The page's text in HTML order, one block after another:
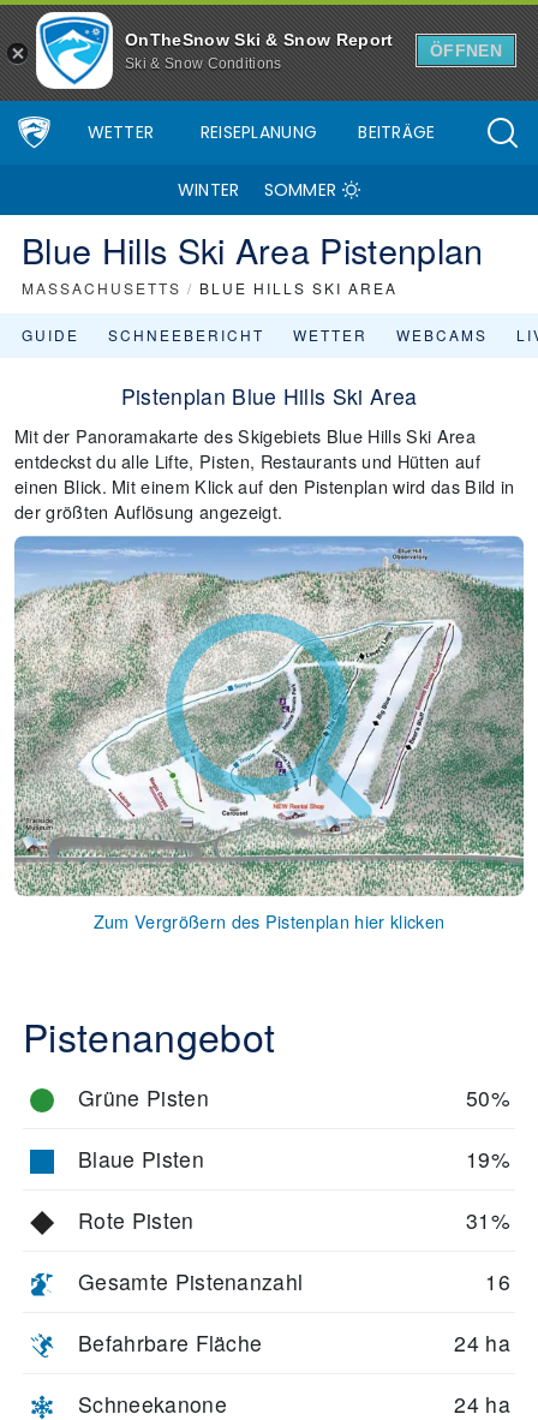
OnTheSnow Ski & Snow Report
Ski & Snow Conditions
ÖFFNEN
WETTER REISEPLANUNG BEITRÄGE
WINTER SOMMER
Blue Hills Ski Area Pistenplan
MASSACHUSETTS / BLUE HILLS SKI AREA
GUIDE SCHNEEBERICHT WETTER WEBCAMS
Pistenplan Blue Hills Ski Area
Mit der Panoramakarte des Skigebiets Blue Hills Ski Area
entdeckst du alle Lifte, Pisten, Restaurants und Hütten auf
einen Blick. Mit einem Klick auf den Pistenplan wird das Bild in
der größten Auflösung angezeigt.
Zum Vergrößern des Pistenplan hier klicken
Pistenangebot
Grüne Pisten 50%
Blaue Pisten 19%
Rote Pisten 31%
Gesamte Pistenanzahl 16
Befahrbare Fläche 24 ha
Schneekanone 24 ha